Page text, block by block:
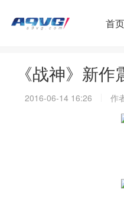
首页
《战神》新
2016-06-14 16:26 作